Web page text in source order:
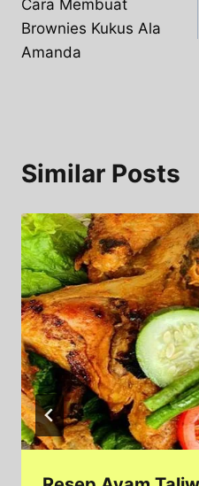
navigation
Cara Membuat
Brownies Kukus Ala
Amanda
Similar Posts